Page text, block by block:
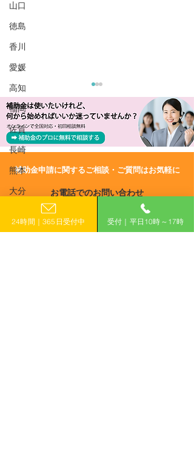
山口
徳島
香川
愛媛
高知
福岡
佐賀
長崎
熊本
大分
鹿児島
外事業展開支援事業
​補助金申請に関するご相談・ご質問はお気軽に
お電話でのお問い合わせ
0120-399-121
（平日10:00−17:00）
24時間｜365日受付中 受付｜平日10時～17時